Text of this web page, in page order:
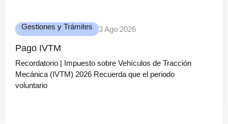
Gestiones y Trámites 3 Ago 2026
Pago IVTM
Recordatorio | Impuesto sobre Vehículos de Tracción
Mecánica (IVTM) 2026 Recuerda que el periodo
voluntario